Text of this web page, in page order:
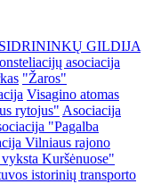
GILDIJA
asociacija
"Žaros"
Visagino atomas
rytojus" Asociacija
"Pagalba
Vilniaus rajono
Kuršėnuose"
istorinių transporto